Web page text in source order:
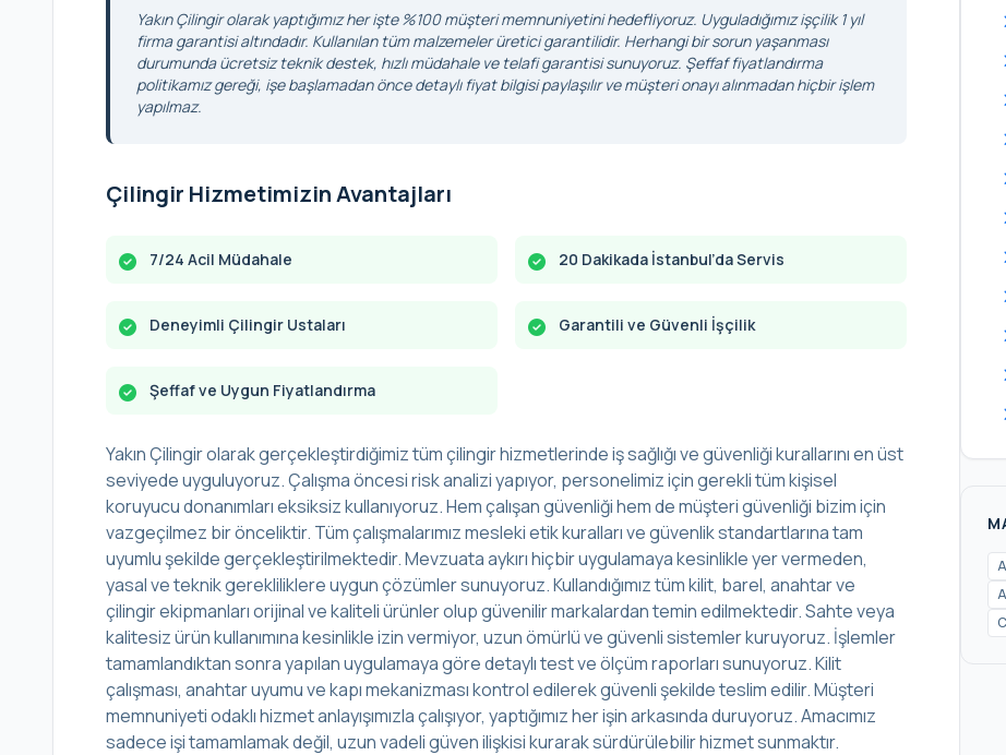
Yakın Çilingir olarak yaptığımız her işte %100 müşteri memnuniyetini hedefliyoruz. Uyguladığımız işçilik 1 yıl
firma garantisi altındadır. Kullanılan tüm malzemeler üretici garantilidir. Herhangi bir sorun yaşanması
durumunda ücretsiz teknik destek, hızlı müdahale ve telafi garantisi sunuyoruz. Şeffaf fiyatlandırma
politikamız gereği, işe başlamadan önce detaylı fiyat bilgisi paylaşılır ve müşteri onayı alınmadan hiçbir işlem
yapılmaz.
Çilingir Hizmetimizin Avantajları
7/24 Acil Müdahale 20 Dakikada İstanbul’da Servis
Deneyimli Çilingir Ustaları Garantili ve Güvenli İşçilik
Şeffaf ve Uygun Fiyatlandırma
Yakın Çilingir olarak gerçekleştirdiğimiz tüm çilingir hizmetlerinde iş sağlığı ve güvenliği kurallarını en üst
seviyede uyguluyoruz. Çalışma öncesi risk analizi yapıyor, personelimiz için gerekli tüm kişisel
koruyucu donanımları eksiksiz kullanıyoruz. Hem çalışan güvenliği hem de müşteri güvenliği bizim için
vazgeçilmez bir önceliktir. Tüm çalışmalarımız mesleki etik kuralları ve güvenlik standartlarına tam
uyumlu şekilde gerçekleştirilmektedir. Mevzuata aykırı hiçbir uygulamaya kesinlikle yer vermeden,
yasal ve teknik gerekliliklere uygun çözümler sunuyoruz. Kullandığımız tüm kilit, barel, anahtar ve
çilingir ekipmanları orijinal ve kaliteli ürünler olup güvenilir markalardan temin edilmektedir. Sahte veya
kalitesiz ürün kullanımına kesinlikle izin vermiyor, uzun ömürlü ve güvenli sistemler kuruyoruz. İşlemler
tamamlandıktan sonra yapılan uygulamaya göre detaylı test ve ölçüm raporları sunuyoruz. Kilit
çalışması, anahtar uyumu ve kapı mekanizması kontrol edilerek güvenli şekilde teslim edilir. Müşteri
memnuniyeti odaklı hizmet anlayışımızla çalışıyor, yaptığımız her işin arkasında duruyoruz. Amacımız
sadece işi tamamlamak değil, uzun vadeli güven ilişkisi kurarak sürdürülebilir hizmet sunmaktır.